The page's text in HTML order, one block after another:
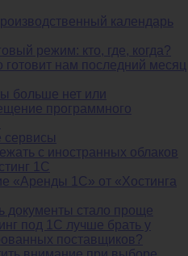
календарь
режим: кто, где, когда?
готовит нам последний месяц
больше нет или
программного
сервисы
с иностранных облаков
1С
«Аренды 1С» от «Хостинга
документы стало проще
под 1С лучше брать у
поставщиков?